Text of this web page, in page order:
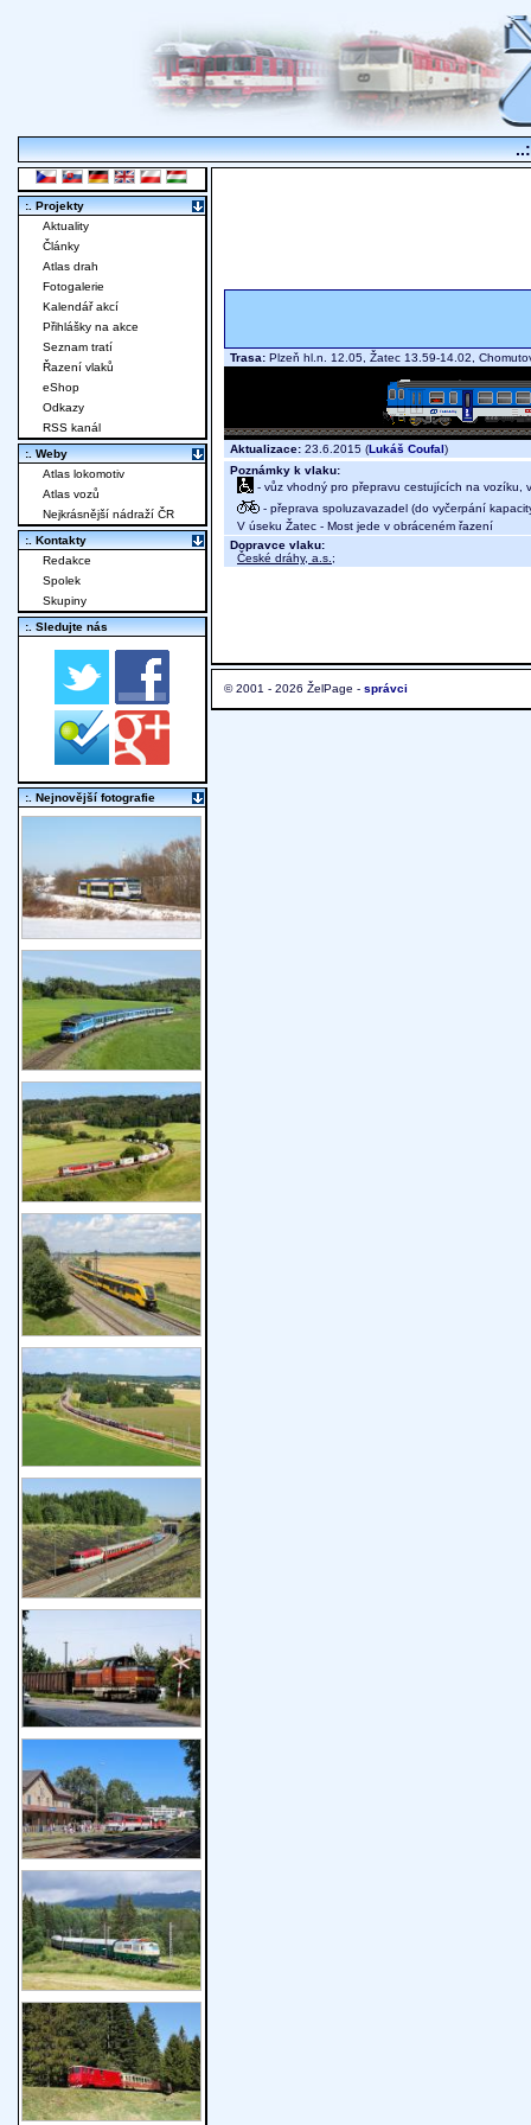
Trasa: Plzeň hl.n. 12.05, Žatec 13.59-14.02,
Aktualizace: 23.6.2015 (Lukáš Coufal)
Poznámky k vlaku:
- vůz vhodný pro přepravu cestujících na vozíku,
- přeprava spoluzavazadel (do vyčerpání
V úseku Žatec - Most jede v obráceném řazení
Dopravce vlaku:
České dráhy, a.s. ;
© 2001 - 2026 ŽelPage - správci
:. Projekty
Aktuality
Články
Atlas drah
Fotogalerie
Kalendář akcí
Přihlášky na akce
Seznam tratí
Řazení vlaků
eShop
Odkazy
RSS kanál
:. Weby
Atlas lokomotiv
Atlas vozů
Nejkrásnější nádraží ČR
:. Kontakty
Redakce
Spolek
Skupiny
:. Sledujte nás
:. Nejnovější fotografie